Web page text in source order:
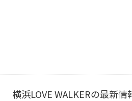
横浜LOVE WALKERの最新